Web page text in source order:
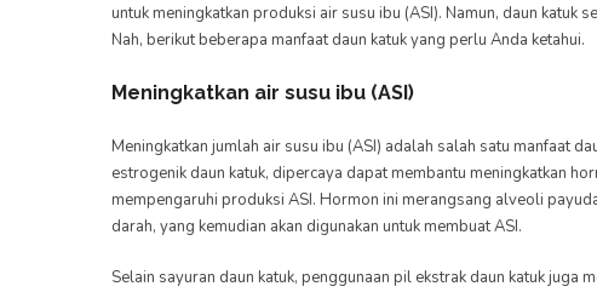
untuk meningkatkan produksi air susu ibu (ASI). Namun, daun katuk
Nah, berikut beberapa manfaat daun katuk yang perlu Anda ketahui.
Meningkatkan air susu ibu (ASI)
Meningkatkan jumlah air susu ibu (ASI) adalah salah satu manfaat
estrogenik daun katuk, dipercaya dapat membantu meningkatkan
mempengaruhi produksi ASI. Hormon ini merangsang alveoli
darah, yang kemudian akan digunakan untuk membuat ASI.
Selain sayuran daun katuk, penggunaan pil ekstrak daun katuk juga